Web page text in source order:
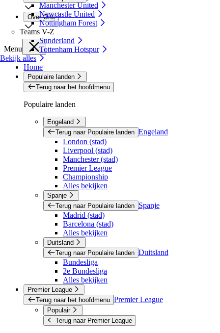
Manchester United
Newcastle United
Nottingham Forest
Teams V-Z
Sunderland
Tottenham Hotspur
Bekijk alles
Over Ons
Menu
Home
Populaire landen
Terug naar het hoofdmenu
Populaire landen
Engeland
Terug naar Populaire landen Engeland
London (stad)
Liverpool (stad)
Manchester (stad)
Premier League
Championship
Alles bekijken
Spanje
Terug naar Populaire landen
Spanje
Madrid (stad)
Barcelona (stad)
Alles bekijken
Duitsland
Terug naar Populaire landen Duitsland
Bundesliga
2e Bundesliga
Alles bekijken
Premier League
Terug naar het hoofdmenu Premier League
Populair
Terug naar Premier League